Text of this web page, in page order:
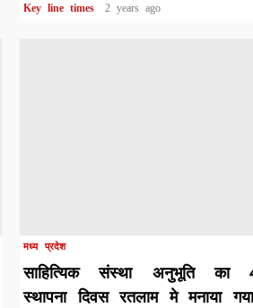
Key line times 2 years ago
मध्य प्रदेश
साहित्यिक संस्था अनुभूति का
स्थापना दिवस रतलाम मे मनाया